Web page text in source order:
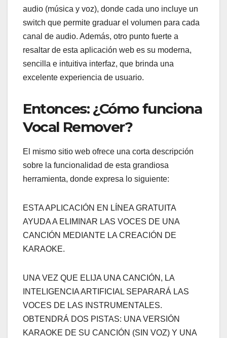
audio (música y voz), donde cada uno incluye un
switch que permite graduar el volumen para cada
canal de audio. Además, otro punto fuerte a
resaltar de esta aplicación web es su moderna,
sencilla e intuitiva interfaz, que brinda una
excelente experiencia de usuario.
Entonces: ¿Cómo funciona
Vocal Remover?
El mismo sitio web ofrece una corta descripción
sobre la funcionalidad de esta grandiosa
herramienta, donde expresa lo siguiente:
ESTA APLICACIÓN EN LÍNEA GRATUITA
AYUDA A ELIMINAR LAS VOCES DE UNA
CANCIÓN MEDIANTE LA CREACIÓN DE
KARAOKE.
UNA VEZ QUE ELIJA UNA CANCIÓN, LA
INTELIGENCIA ARTIFICIAL SEPARARÁ LAS
VOCES DE LAS INSTRUMENTALES.
OBTENDRÁ DOS PISTAS: UNA VERSIÓN
KARAOKE DE SU CANCIÓN (SIN VOZ) Y UNA